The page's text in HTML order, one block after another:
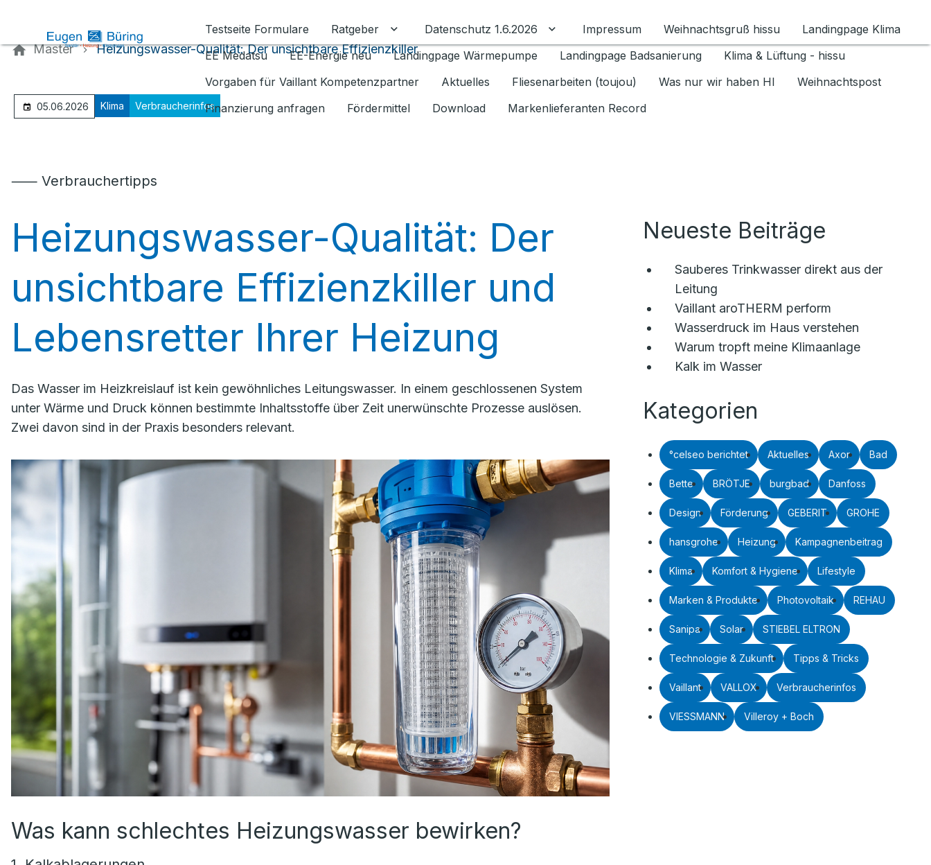
Testseite Formulare
Ratgeber Untermenü für Ratgeber umschalten
Datenschutz 1.6.2026 Untermenü für Datenschutz 1.6.2026 umschalten
Impressum Weihnachtsgruß hissu
Landingpage Klima
EE Medatsu
EE-Energie neu Landingpage Wärmepumpe Landingpage Badsanierung
Klima & Lüftung - hissu
Vorgaben für Vaillant Kompetenzpartner
Aktuelles Fliesenarbeiten (toujou) Was nur wir haben HI
Weihnachtspost
Finanzierung anfragen
Fördermittel Download Markenlieferanten Record
Master Heizungswasser-Qualität: Der unsichtbare Effizienzkiller
05.06.2026 Klima Verbraucherinfos
⸺ Verbrauchertipps
Heizungswasser-Qualität: Der
unsichtbare Effizienzkiller und
Lebensretter Ihrer Heizung
Das Wasser im Heizkreislauf ist kein gewöhnliches Leitungswasser. In einem geschlossenen System
unter Wärme und Druck können bestimmte Inhaltsstoffe über Zeit unerwünschte Prozesse auslösen.
Zwei davon sind in der Praxis besonders relevant.
Was kann schlechtes Heizungswasser bewirken?
Neueste Beiträge
Sauberes Trinkwasser direkt aus der
Leitung
Vaillant aroTHERM perform
Wasserdruck im Haus verstehen
Warum tropft meine Klimaanlage
Kalk im Wasser
Kategorien
°celseo berichtet Aktuelles Axor Bad
Bette BRÖTJE burgbad Danfoss
Design Förderung GEBERIT GROHE
hansgrohe Heizung Kampagnenbeitrag
Klima Komfort & Hygiene Lifestyle
Marken & Produkte Photovoltaik REHAU
Sanipa Solar STIEBEL ELTRON
Technologie & Zukunft Tipps & Tricks
Vaillant VALLOX Verbraucherinfos
VIESSMANN Villeroy + Boch